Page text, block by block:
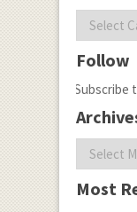
Categories
Follow
Subscribe
Archives
Most